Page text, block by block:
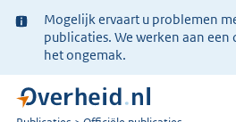
Ter
informatie:
Mogelijk ervaart u problemen
publicaties. We werken aan een
het ongemak.